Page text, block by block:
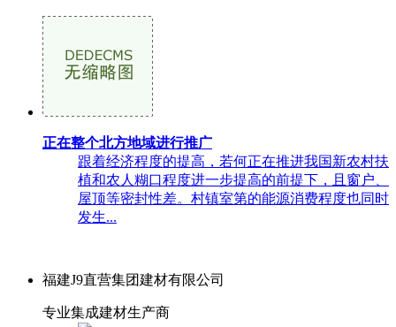
正在整个北方地域进行推广
跟着经济程度的提高，若何正在推进我国新农村扶
植和农人糊口程度进一步提高的前提下，且窗户、
屋顶等密封性差。村镇室第的能源消费程度也同时
发生...
福建J9直营集团建材有限公司
专业集成建材生产商